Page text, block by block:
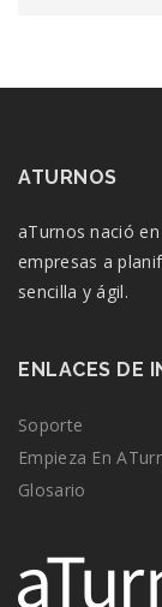
ATURNOS
aTurnos nació
empresas a
sencilla y ágil.
ENLACES DE
Soporte
Empieza En
Glosario